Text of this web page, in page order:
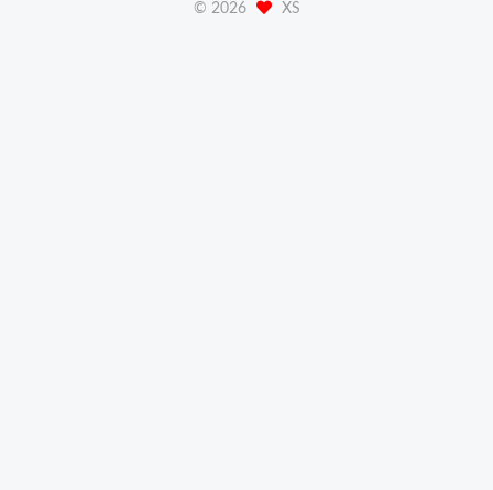
© 2026 XS